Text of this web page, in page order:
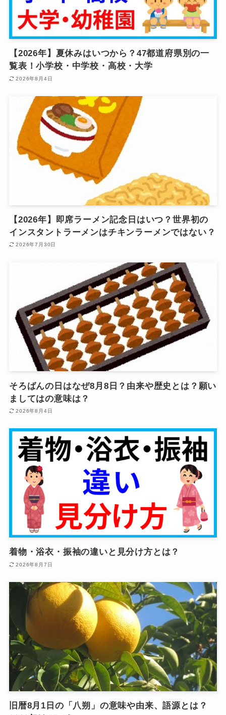
【2026年】夏休みはいつから？47都道府県別の一
覧表！小学校・中学校・高校・大学
2026年8月4日
【2026年】即席ラーメン記念日はいつ？世界初の
インスタントラーメンはチキンラーメンではない？
2026年7月30日
そろばんの日はなぜ8月8日？由来や歴史とは？願い
ましてはの意味は？
2026年8月4日
着物・浴衣・振袖の違いと見分け方とは？
2026年8月7日
旧暦8月1日の「八朔」の意味や由来、語源とは？